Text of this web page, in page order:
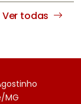
Ver todas
MG